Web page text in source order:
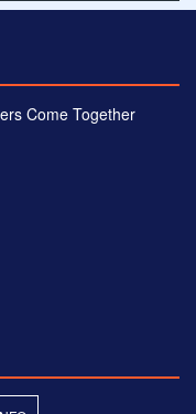
Come Together